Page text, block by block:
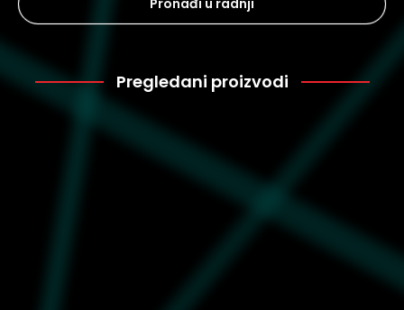
Pregledani proizvodi